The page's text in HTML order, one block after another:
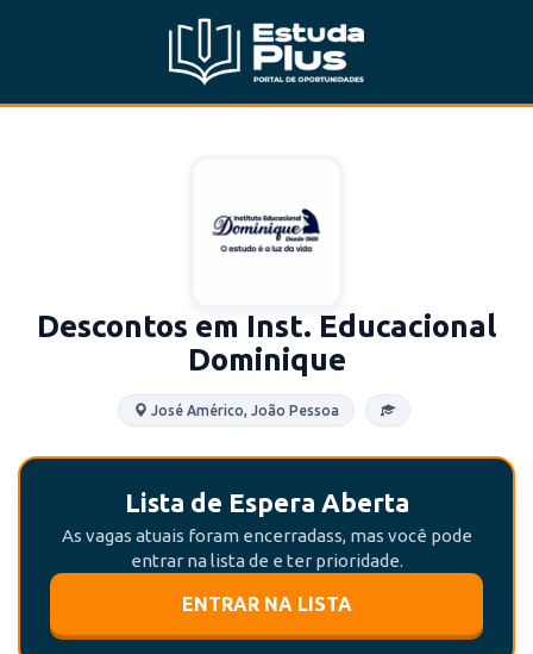
Descontos em Inst. Educacional
Dominique
José Américo, João Pessoa
Lista de Espera Aberta
As vagas atuais foram encerradass, mas você pode
entrar na lista de e ter prioridade.
ENTRAR NA LISTA